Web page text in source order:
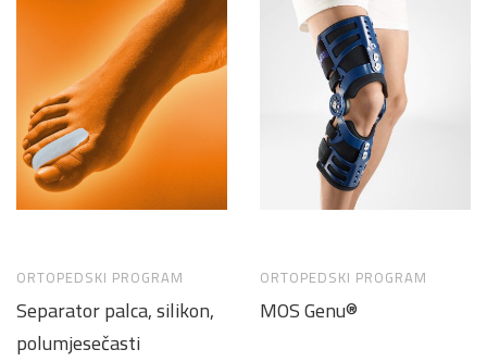
ORTOPEDSKI PROGRAM
Separator palca, silikon,
polumjesečasti
ORTOPEDSKI PROGRAM
MOS Genu®